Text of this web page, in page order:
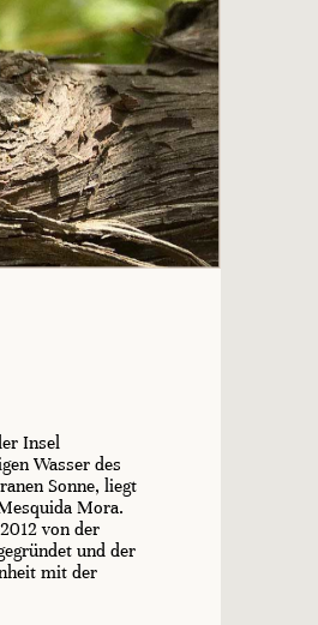
Insel
Wasser des
Sonne, liegt
Mora.
von der
und der
mit der